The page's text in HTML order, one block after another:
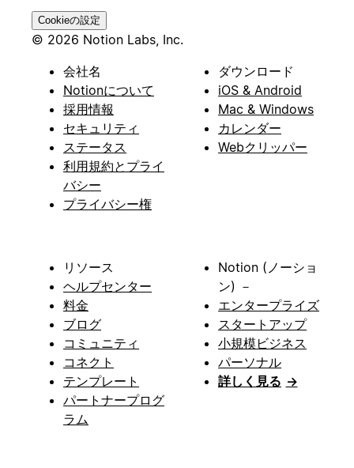
Cookieの設定
© 2026 Notion Labs, Inc.
会社名
Notionについて
採用情報
セキュリティ
ステータス
利用規約とプライ
バシー
プライバシー権
ダウンロード
iOS & Android
Mac & Windows
カレンダー
Webクリッパー
リソース
ヘルプセンター
料金
ブログ
コミュニティ
コネクト
テンプレート
パートナープログ
ラム
Notion (ノーショ
ン) －
エンタープライズ
スタートアップ
小規模ビジネス
パーソナル
詳しく見る →